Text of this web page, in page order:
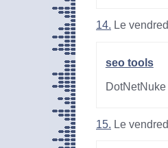
14. Le
seo tools
15. Le